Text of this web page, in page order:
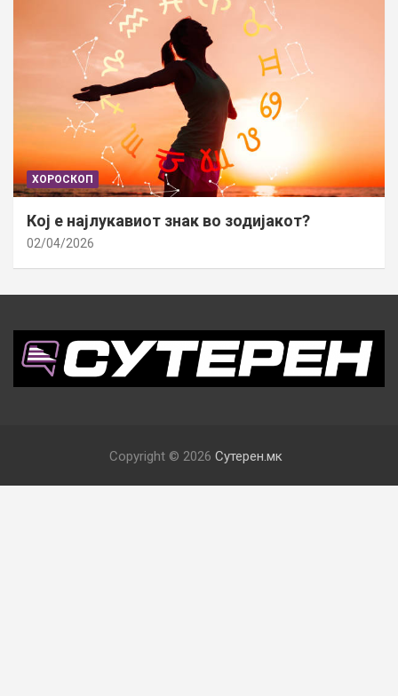
ХОРОСКОП
Кој е најлукавиот знак во зодијакот?
02/04/2026
Copyright © 2026 Сутерен.мк